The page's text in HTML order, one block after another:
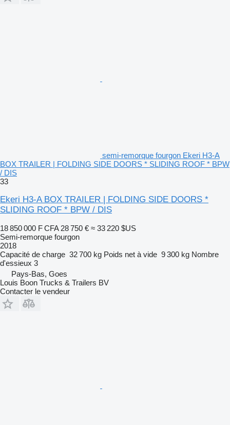
semi-remorque fourgon Ekeri H3-A
BOX TRAILER | FOLDING SIDE DOORS * SLIDING ROOF * BPW
/ DIS
33
Ekeri H3-A BOX TRAILER | FOLDING SIDE DOORS *
SLIDING ROOF * BPW / DIS
18 850 000 F CFA 28 750 € ≈ 33 220 $US
Semi-remorque fourgon
2018
Capacité de charge 32 700 kg Poids net à vide 9 300 kg Nombre
d'essieux 3
Pays-Bas, Goes
Louis Boon Trucks & Trailers BV
Contacter le vendeur